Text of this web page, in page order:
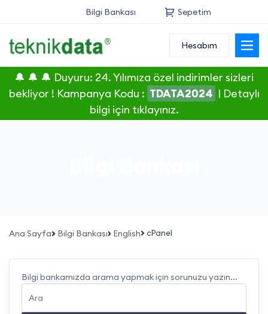
Bilgi Bankası Sepetim
Alan Adı
Web Hosting
Reseller
Hesabım
🔔 🔔 🔔 Duyuru: 24. Yılımıza özel indirimler sizleri
bekliyor ! Kampanya Kodu : TDATA2024 | Detaylı
bilgi için tıklayınız.
Ana Sayfa Bilgi Bankası English cPanel
Bilgi bankamızda arama yapmak için sorunuzu yazın...